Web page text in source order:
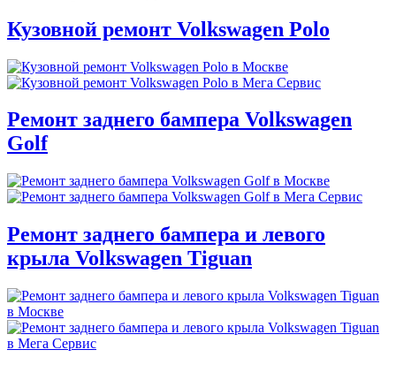
Кузовной ремонт Volkswagen Polo
Ремонт заднего бампера Volkswagen
Golf
Ремонт заднего бампера и левого
крыла Volkswagen Tiguan